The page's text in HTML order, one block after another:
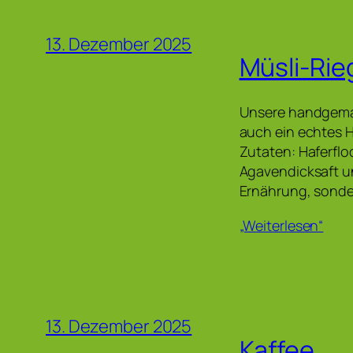
13. Dezember 2025
Müsli-
Unsere
auch ein echtes
Zutaten:
Agavendicksaft
Ernährung,
„Weiterlesen“
13. Dezember 2025